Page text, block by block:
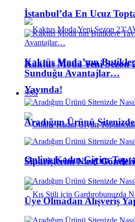
Kaktus Moda Yeni Sezon
Yayında!
Online Kadın Giyim
İstanbul’da En Ucuz
Kaktüs Moda’nın
Sunduğu Avantajlar…
SSS
Aradığım Ürünü
Siparişlerim Nasıl
Üye Olmadan Alışveriş